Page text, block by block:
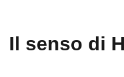
Il senso di